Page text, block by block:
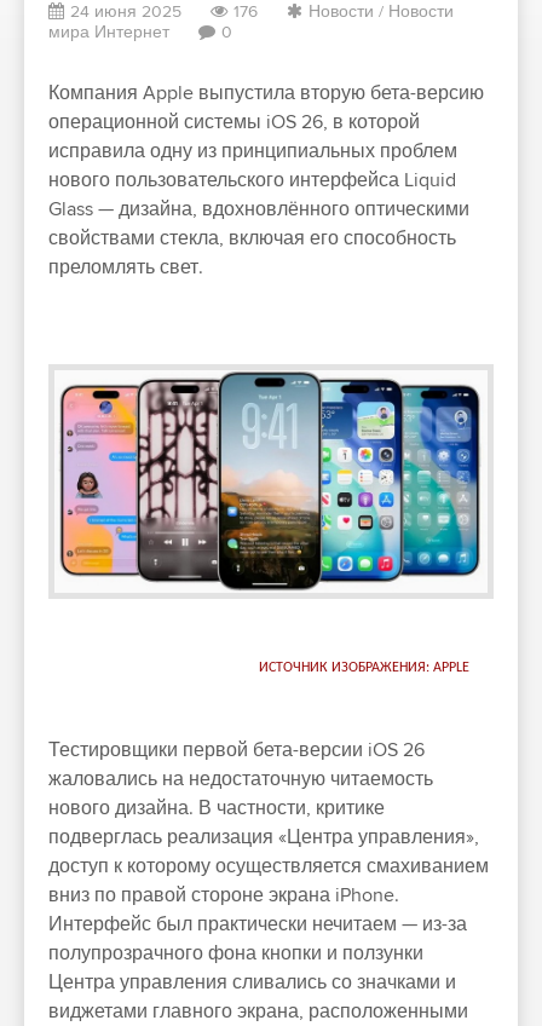
24 июня 2025 176 Новости / Новости
мира Интернет
0
Компания Apple выпустила вторую бета-версию
операционной системы iOS 26, в которой
исправила одну из принципиальных проблем
нового пользовательского интерфейса Liquid
Glass — дизайна, вдохновлённого оптическими
свойствами стекла, включая его способность
преломлять свет.
ИСТОЧНИК ИЗОБРАЖЕНИЯ: APPLE
Тестировщики первой бета-версии iOS 26
жаловались на недостаточную читаемость
нового дизайна. В частности, критике
подверглась реализация «Центра управления»,
доступ к которому осуществляется смахиванием
вниз по правой стороне экрана iPhone.
Интерфейс был практически нечитаем — из-за
полупрозрачного фона кнопки и ползунки
Центра управления сливались со значками и
виджетами главного экрана, расположенными